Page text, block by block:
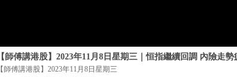
【師傅講港股】2023年11月8日星期三｜恒指繼續回調 內險走
【師傅講港股】2023年11月8日星期三